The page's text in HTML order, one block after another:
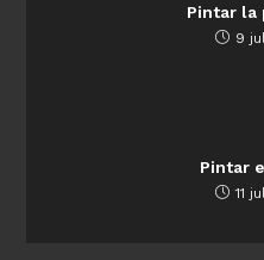
Pintar la
9
Pintar
11